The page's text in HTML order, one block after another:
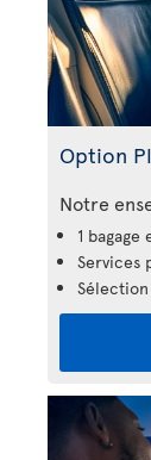
Option
Notre
1
Services